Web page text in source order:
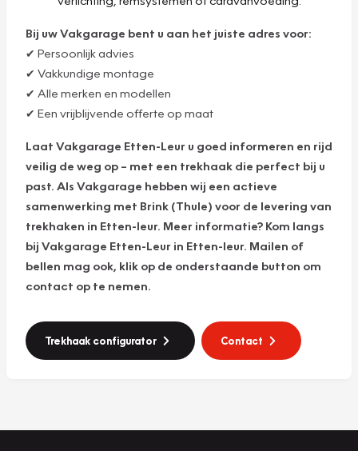
Bij uw Vakgarage bent u aan het juiste adres voor:
✔ Persoonlijk advies
✔ Vakkundige montage
✔ Alle merken en modellen
✔ Een vrijblijvende offerte op maat
Laat Vakgarage Etten-Leur u goed informeren en rijd
veilig de weg op – met een trekhaak die perfect bij u
past. Als Vakgarage hebben wij een actieve
samenwerking met Brink (Thule) voor de levering van
trekhaken in Etten-leur. Meer informatie? Kom langs
bij Vakgarage Etten-Leur in Etten-leur. Mailen of
bellen mag ook, klik op de onderstaande button om
contact op te nemen.
Trekhaak configurator Contact